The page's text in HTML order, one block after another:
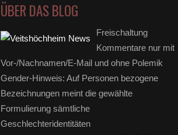
ÜBER DAS BLOG
Freischaltung
Kommentare nur mit
Vor-/Nachnamen/E-Mail und ohne Polemik
Gender-Hinweis: Auf Personen bezogene
Bezeichnungen meint die gewählte
Formulierung sämtliche
Geschlechteridentitäten